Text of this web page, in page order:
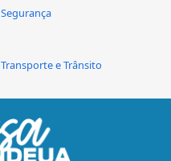
Segurança
Transporte e Trânsito